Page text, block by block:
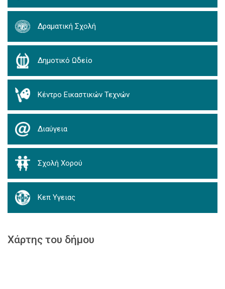
Δραματική Σχολή
Δημοτικό Ωδείο
Κέντρο Εικαστικών Τεχνών
Διαύγεια
Σχολή Χορού
Κεπ Υγειας
Χάρτης του δήμου